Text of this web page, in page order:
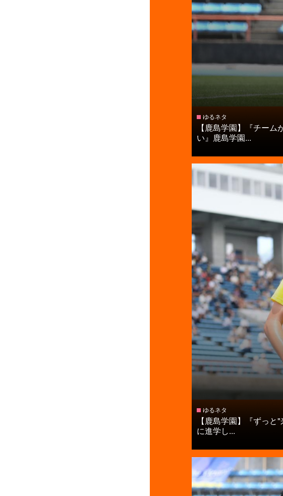
ゆるネタ
【鹿島学園】『チー
い』鹿島学園...
ゆるネタ
【鹿島学園】『ずっ
に進学し...